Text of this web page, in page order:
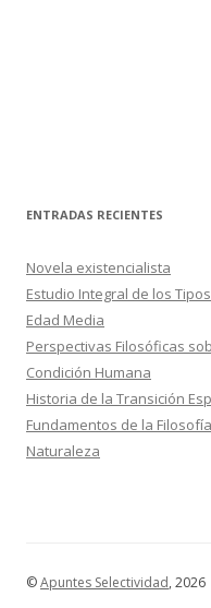
ENTRADAS RECIENTES
Novela existencialista
Estudio Integral de los
Edad Media
Perspectivas Filosóficas
Condición Humana
Historia de la Transición
Fundamentos de la
Naturaleza
©Apuntes Selectividad, 2026